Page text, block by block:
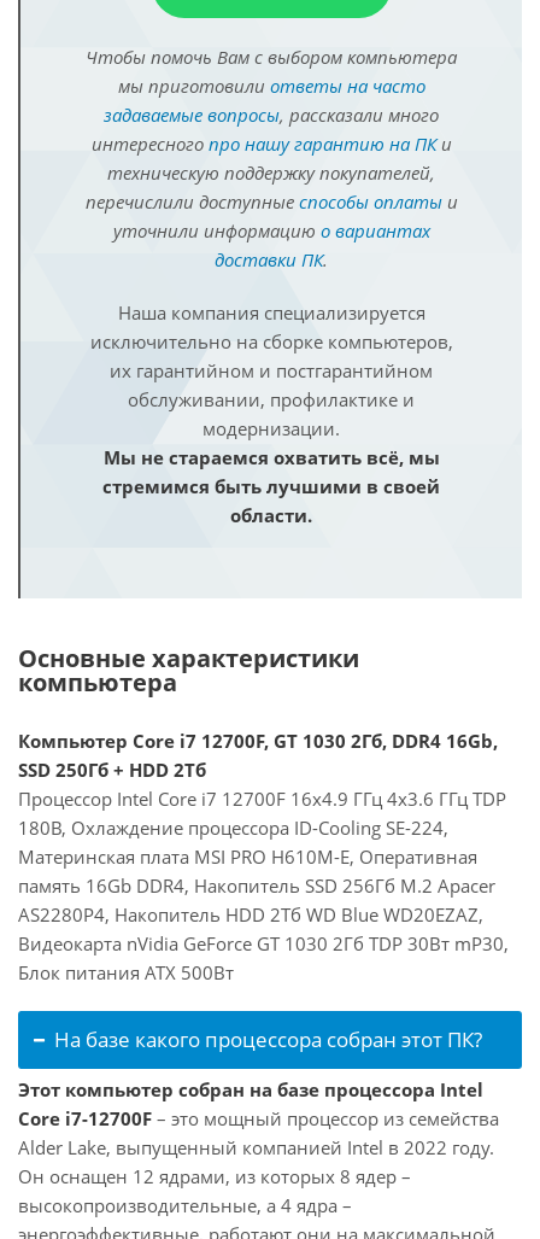
Чтобы помочь Вам с выбором компьютера
мы приготовили ответы на часто
задаваемые вопросы, рассказали много
интересного про нашу гарантию на ПКи
техническую поддержку покупателей,
перечислили доступные способы оплатыи
уточнили информацию о вариантах
доставки ПК.
Наша компания специализируется
исключительно на сборке компьютеров,
их гарантийном и постгарантийном
обслуживании, профилактике и
модернизации.
Мы не стараемся охватить всё, мы
стремимся быть лучшими в своей
области.
Основные характеристики
компьютера
Компьютер Core i7 12700F, GT 1030 2Гб, DDR4 16Gb,
SSD 250Гб + HDD 2Тб
Процессор Intel Core i7 12700F 16x4.9 ГГц 4x3.6 ГГц TDP
180В, Охлаждение процессора ID-Cooling SE-224,
Материнская плата MSI PRO H610M-E, Оперативная
память 16Gb DDR4, Накопитель SSD 256Гб M.2 Apacer
AS2280P4, Накопитель HDD 2Тб WD Blue WD20EZAZ,
Видеокарта nVidia GeForce GT 1030 2Гб TDP 30Вт mP30,
Блок питания ATX 500Вт
На базе какого процессора собран этот ПК?
Этот компьютер собран на базе процессора Intel
Core i7-12700F – это мощный процессор из семейства
Alder Lake, выпущенный компанией Intel в 2022 году.
Он оснащен 12 ядрами, из которых 8 ядер –
высокопроизводительные, а 4 ядра –
энергоэффективные, работают они на максимальной